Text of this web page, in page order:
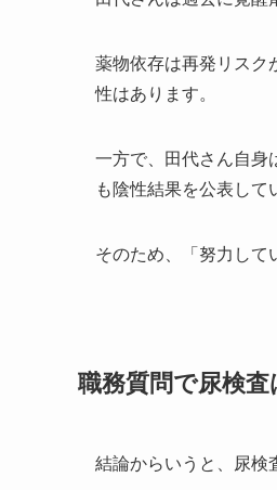
薬物依存は再発リスク
性はあります。
一方で、田代さん自身
も陰性結果を公表して
そのため、「努力して
職務質問で尿検査
結論からいうと、尿検